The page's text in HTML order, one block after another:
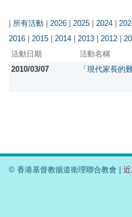
| 所有活動 | 2026 | 2025 | 2024 |
2016 | 2015 | 2014 | 2013 | 2012 |
活動日期
活動名稱
2010/03/07
「現代家長的
© 香港基督教循道衛理聯合教會 |